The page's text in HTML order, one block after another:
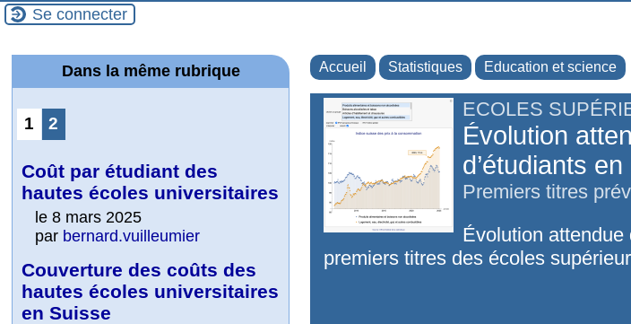
Se connecter
Accueil Statistiques Education et science
ECOLES
Évolution
d’étudiants
Premiers titres
Évolution attendue
premiers titres des écoles
Dans la même rubrique
1 2
Coût par étudiant des
hautes écoles universitaires
le 8 mars 2025
par bernard.vuilleumier
Couverture des coûts des
hautes écoles universitaires
en Suisse